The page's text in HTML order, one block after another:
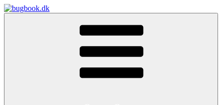
Skip
to